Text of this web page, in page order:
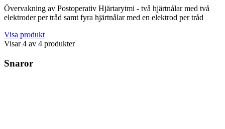
Övervakning av Postoperativ Hjärtarytmi - två hjärtnålar med två
elektroder per tråd samt fyra hjärtnålar med en elektrod per tråd
Visa produkt
Visar4 av 4 produkter
Snaror